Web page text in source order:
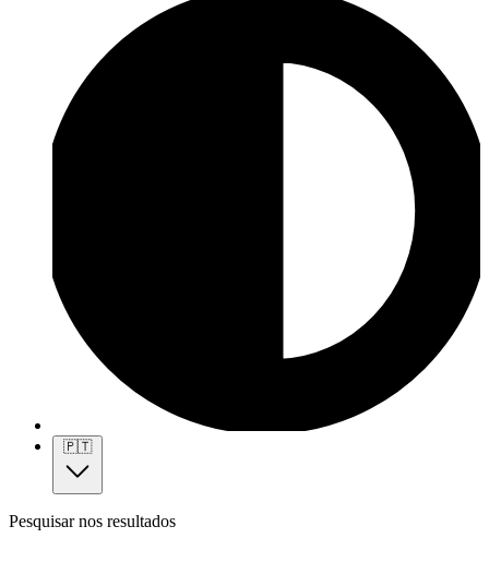
🇵🇹
Pesquisar nos resultados